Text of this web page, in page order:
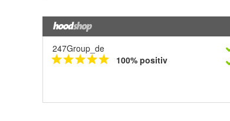
247Group_de
100% positiv